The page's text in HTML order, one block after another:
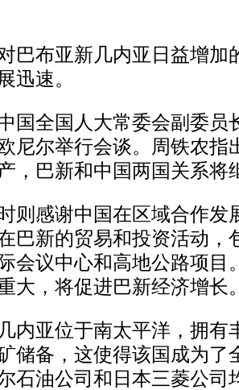
布亚新几内亚日益增加
迅速。
全国人大常委会副委员
尼尔举行会谈。周铁农指
，巴新和中国两国关系将
感谢中国在区域合作发
巴新的贸易和投资活动，
会议中心和高地公路项目
大，将促进巴新经济增长
亚位于南太平洋，拥有
储备，这使得该国成为了
石油公司和日本三菱公司